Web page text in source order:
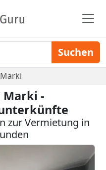
Suchen
-
zur Vermietung in